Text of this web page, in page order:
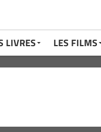
LIVRES LES FILMS